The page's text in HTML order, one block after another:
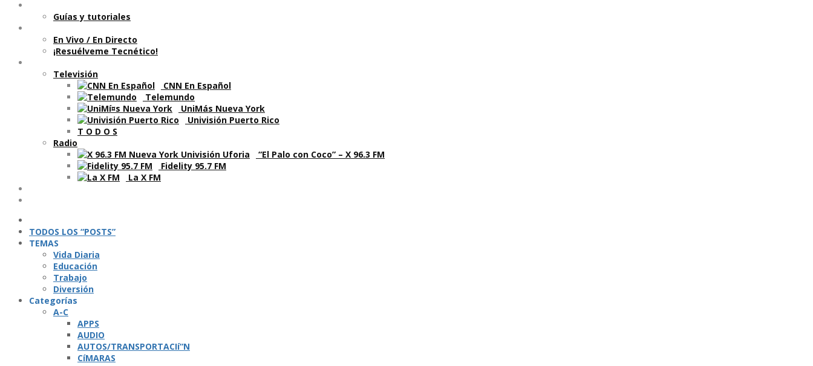
Guí­as y tutoriales
En Vivo / En Directo
¡Resuélveme Tecnético!
Televisión
CNN En Español
Telemundo
UniMás Nueva York
Univisión Puerto Rico
T O D O S
Radio
“El Palo con Coco” – X 96.3 FM
Fidelity 95.7 FM
La X FM
TODOS LOS “POSTS”
TEMAS
Vida Diaria
Educación
Trabajo
Diversión
Categorí­as
A-C
APPS
AUDIO
AUTOS/TRANSPORTACIí“N
CíMARAS